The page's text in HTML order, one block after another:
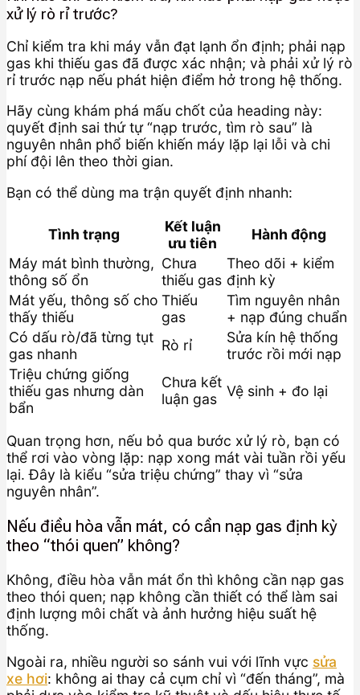
xử lý rò rỉ trước?
Chỉ kiểm tra khi máy vẫn đạt lạnh ổn định; phải nạp
gas khi thiếu gas đã được xác nhận; và phải xử lý rò
rỉ trước nạp nếu phát hiện điểm hở trong hệ thống.
Hãy cùng khám phá mấu chốt của heading này:
quyết định sai thứ tự “nạp trước, tìm rò sau” là
nguyên nhân phổ biến khiến máy lặp lại lỗi và chi
phí đội lên theo thời gian.
Bạn có thể dùng ma trận quyết định nhanh:
Tình trạng
Kết luận
ưu tiên
Hành động
Máy mát bình thường,
thông số ổn
Chưa
thiếu gas
Theo dõi + kiểm
định kỳ
Mát yếu, thông số cho
thấy thiếu
Thiếu
gas
Tìm nguyên nhân
+ nạp đúng chuẩn
Có dấu rò/đã từng tụt
gas nhanh
Rò rỉ
Sửa kín hệ thống
trước rồi mới nạp
Triệu chứng giống
thiếu gas nhưng dàn
bẩn
Chưa kết
luận gas Vệ sinh + đo lại
Quan trọng hơn, nếu bỏ qua bước xử lý rò, bạn có
thể rơi vào vòng lặp: nạp xong mát vài tuần rồi yếu
lại. Đây là kiểu “sửa triệu chứng” thay vì “sửa
nguyên nhân”.
Nếu điều hòa vẫn mát, có cần nạp gas định kỳ
theo “thói quen” không?
Không, điều hòa vẫn mát ổn thì không cần nạp gas
theo thói quen; nạp không cần thiết có thể làm sai
định lượng môi chất và ảnh hưởng hiệu suất hệ
thống.
Ngoài ra, nhiều người so sánh vui với lĩnh vực sửa
xe hơi: không ai thay cả cụm chỉ vì “đến tháng”, mà